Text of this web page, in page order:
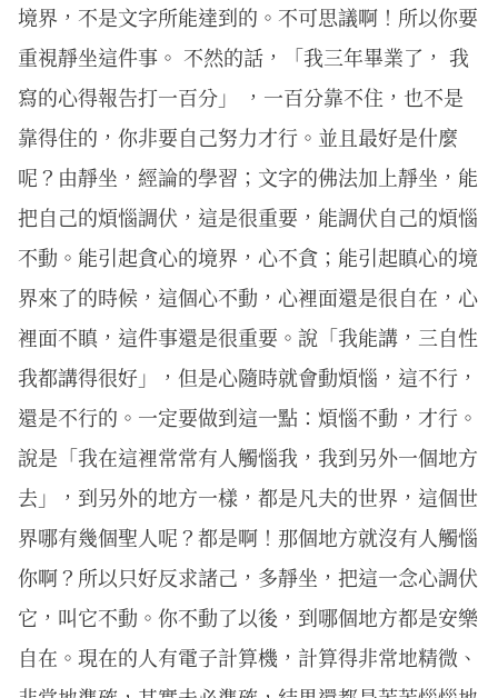
境界，不是文字所能達到的。不可思議啊！所以你要
重視靜坐這件事。 不然的話，「我三年畢業了， 我
寫的心得報告打一百分」 ，一百分靠不住，也不是
靠得住的，你非要自己努力才行。並且最好是什麼
呢？由靜坐，經論的學習；文字的佛法加上靜坐，能
把自己的煩惱調伏，這是很重要，能調伏自己的煩惱
不動。能引起貪心的境界，心不貪；能引起瞋心的境
界來了的時候，這個心不動，心裡面還是很自在，心
裡面不瞋，這件事還是很重要。說「我能講，三自性
我都講得很好」，但是心隨時就會動煩惱，這不行，
還是不行的。一定要做到這一點：煩惱不動，才行。
說是「我在這裡常常有人觸惱我，我到另外一個地方
去」，到另外的地方一樣，都是凡夫的世界，這個世
界哪有幾個聖人呢？都是啊！那個地方就沒有人觸惱
你啊？所以只好反求諸己，多靜坐，把這一念心調伏
它，叫它不動。你不動了以後，到哪個地方都是安樂
自在。現在的人有電子計算機，計算得非常地精微、